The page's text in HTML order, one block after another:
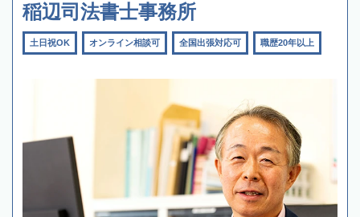
稲辺司法書士事務所
土日祝OK オンライン相談可 全国出張対応可 職歴20年以上